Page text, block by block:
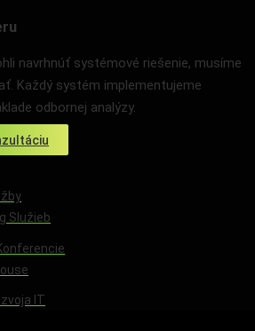
navrhnúť systémové riešenie, musíme
Každý systém implementujeme
odbornej analýzy.
Služieb
IT